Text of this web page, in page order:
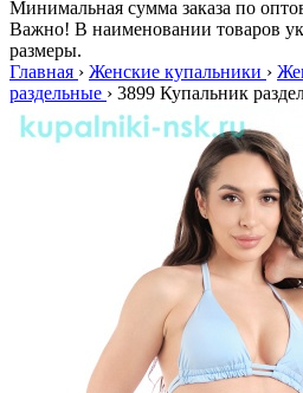
Минимальная сумма заказа по
Важно! В наименовании товаров
размеры.
Главная › Женские купальники ›
раздельные › 3899 Купальник